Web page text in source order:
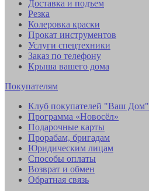
Доставка и подъем
Резка
Колеровка краски
Прокат инструментов
Услуги спецтехники
Заказ по телефону
Крыша вашего дома
Покупателям
Клуб покупателей "Ваш Дом"
Программа «Новосёл»
Подарочные карты
Прорабам, бригадам
Юридическим лицам
Способы оплаты
Возврат и обмен
Обратная связь